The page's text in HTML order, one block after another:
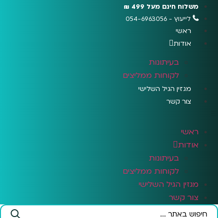
לתוכן
משלוח חינם מעל 499 ₪
לייעוץ - 054-6963056
ראשי
אודות
בעיתונות
לקוחות ממליצים
מגזין הגיל השלישי
צור קשר
ראשי
אודות
בעיתונות
לקוחות ממליצים
מגזין הגיל השלישי
צור קשר
Search